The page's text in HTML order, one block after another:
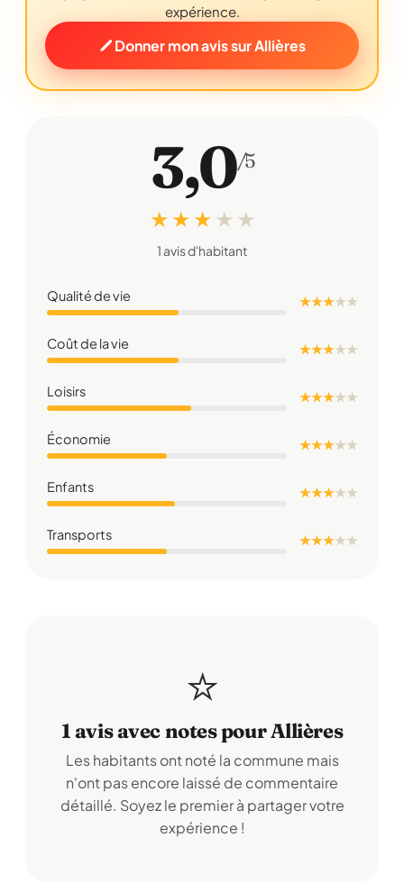
expérience.
Donner mon avis sur Allières
3,0/5
★ ★ ★ ★ ★
1 avis d'habitant
Qualité de vie ★ ★ ★★★
Coût de la vie ★ ★ ★★★
Loisirs ★ ★ ★★★
Économie ★ ★ ★★★
Enfants ★ ★ ★★★
Transports ★ ★ ★★★
⭐
1 avis avec notes pour Allières
Les habitants ont noté la commune mais
n'ont pas encore laissé de commentaire
détaillé. Soyez le premier à partager votre
expérience !